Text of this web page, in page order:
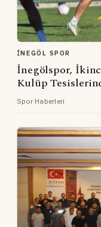
İNEGÖL SPOR
İnegölspor,
Kulüp
Spor Haberleri